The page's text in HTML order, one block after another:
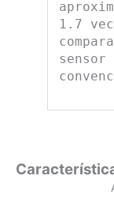
1.7
sensor